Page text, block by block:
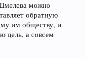
можно
обратную
им обществу, и
цель, а совсем